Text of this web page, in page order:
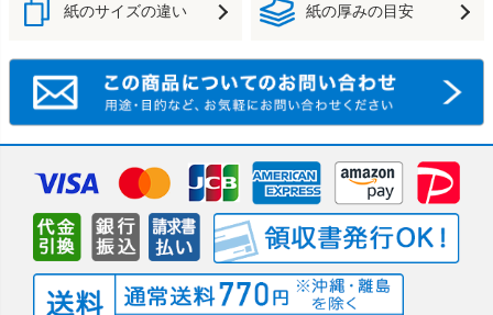
紙のサイズの違い 紙の厚みの目安